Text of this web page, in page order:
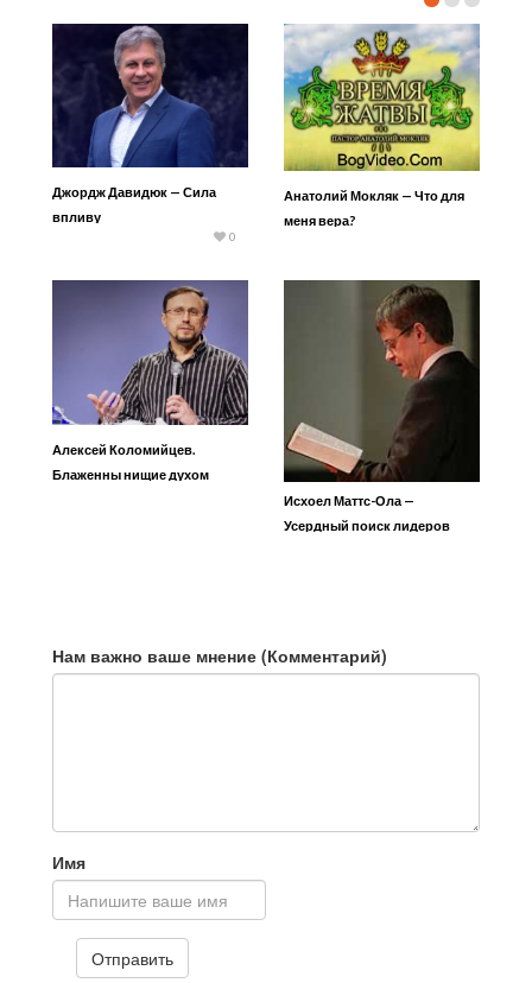
Джордж Давидюк — Сила
впливу
0
Анатолий Мокляк — Что для
меня вера?
Алексей Коломийцев.
Блаженны нищие духом
Исхоел Маттс-Ола —
Усердный поиск лидеров
Нам важно ваше мнение (Комментарий)
Имя